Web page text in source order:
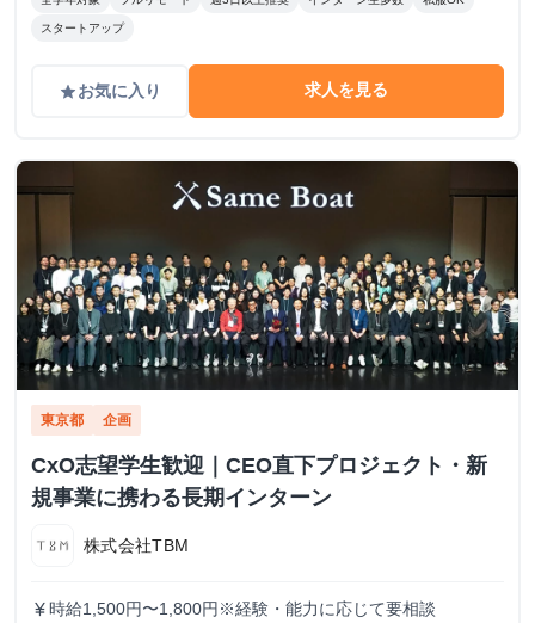
スタートアップ
gradeお気に入り 求人を見る
東京都 企画
CxO志望学生歓迎｜CEO直下プロジェクト・新
規事業に携わる長期インターン
株式会社TBM
currency_yen 時給1,500円〜1,800円※経験・能力に応じて要相談